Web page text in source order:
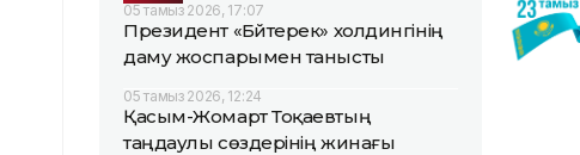
05 тамыз 2026, 17:07
Президент «Бәйтерек» холдингінің
даму жоспарымен танысты
05 тамыз 2026, 12:24
Қасым-Жомарт Тоқаевтың
таңдаулы сөздерінің жинағы